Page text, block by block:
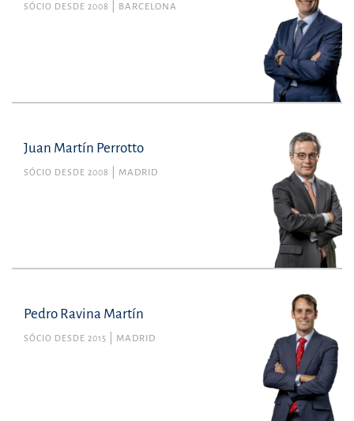
SÓCIO DESDE 2008 BARCELONA
Juan Martín Perrotto
SÓCIO DESDE 2008 MADRID
Pedro Ravina Martín
SÓCIO DESDE 2015 MADRID